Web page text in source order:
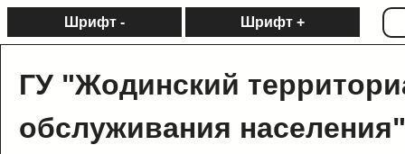
Шрифт - Шрифт +
ГУ "Жодинский
обслуживания населения"